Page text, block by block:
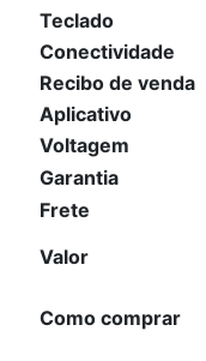
Teclado
Conectividade
Recibo de venda
Aplicativo
Voltagem
Garantia
Frete
Valor
Como comprar